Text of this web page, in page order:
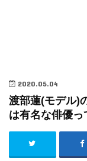
2020.05.04
渡部蓮(モデル)
は有名な俳優っ